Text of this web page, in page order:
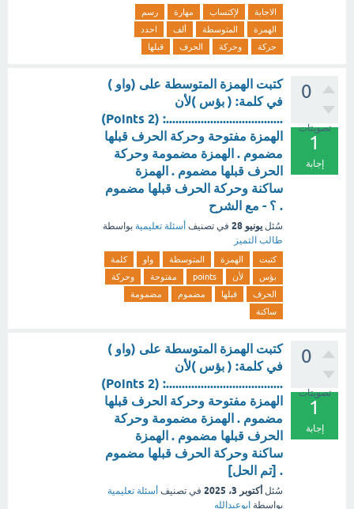
الاجابة لإكتساب مهارة
رسم
الهمزة
المتوسطة ألف
احدد
حركة
وحركة الحرف قبلها
0
تصويتات
1
إجابة
كتبت الهمزة المتوسطة على (واو )
في كلمة: ( بؤس )لأن
.....................................: (2 Points)
الهمزة مفتوحة وحركة الحرف قبلها
مضموم . الهمزة مضمومة وحركة
الحرف قبلها مضموم . الهمزة
ساكنة وحركة الحرف قبلها مضموم
. ؟ - مع الشرح
سُئل يونيو 28 في تصنيف أسئلة تعليمية بواسطة
طالب التميز
كتبت الهمزة المتوسطة واو
كلمة
بؤس
لأن points مفتوحة
وحركة
الحرف
قبلها مضموم
مضمومة
ساكنة
0
تصويتات
1
إجابة
كتبت الهمزة المتوسطة على (واو )
في كلمة: ( بؤس )لأن
.....................................: (2 Points)
الهمزة مفتوحة وحركة الحرف قبلها
مضموم . الهمزة مضمومة وحركة
الحرف قبلها مضموم . الهمزة
ساكنة وحركة الحرف قبلها مضموم
. [تم الحل]
سُئل أكتوبر 3، 2025 في تصنيف أسئلة تعليمية
بواسطة ابوعبدالله